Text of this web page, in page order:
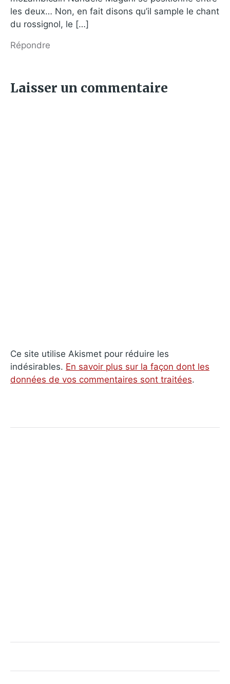
les deux… Non, en fait disons qu’il sample le chant
du rossignol, le […]
Répondre
Laisser un commentaire
Ce site utilise Akismet pour réduire les
indésirables. En savoir plus sur la façon dont les
données de vos commentaires sont traitées.